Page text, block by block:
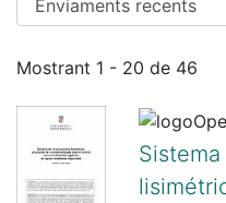
Enviaments recents
Mostrant 1 - 20 de 46